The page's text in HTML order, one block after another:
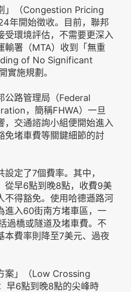
」（Congestion Pricing
年開始徵收。目前，聯邦
受環境評估，不需要更深入
輸署（MTA）收到「無重
of No Significant
實施規劃。
公路管理局（Federal
，簡稱FHWA）一旦
，交通諮詢小組便開始進入
免堵車費等關鍵細節的討
設定了7個費率。其中，
從早6點到晚8點，收費9美
不得豁免。使用哈德遜路河
進入60街南方堵車區，一
過橋或隧道及堵車費。不
本費率則降至7美元、過夜
案」（Low Crossing
早6點到晚8點的尖峰時